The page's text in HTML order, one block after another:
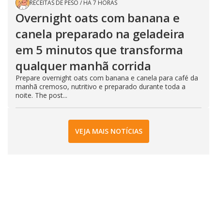
RECEITAS DE PESO / HÁ 7 HORAS
Overnight oats com banana e
canela preparado na geladeira
em 5 minutos que transforma
qualquer manhã corrida
Prepare overnight oats com banana e canela para café da
manhã cremoso, nutritivo e preparado durante toda a
noite. The post...
VEJA MAIS NOTÍCIAS